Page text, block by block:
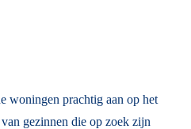
woningen prachtig aan op het
gezinnen die op zoek zijn